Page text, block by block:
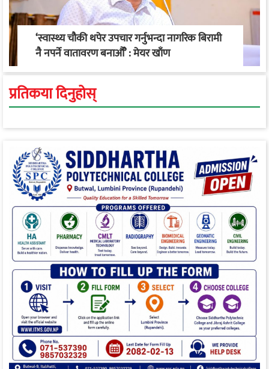
‘स्वास्थ्य चौकी थपेर उपचार गर्नुभन्दा नागरिक बिरामी
नै नपर्ने वातावरण बनाऔँ’ : मेयर खाँण
प्रतिकया दिनुहोस्